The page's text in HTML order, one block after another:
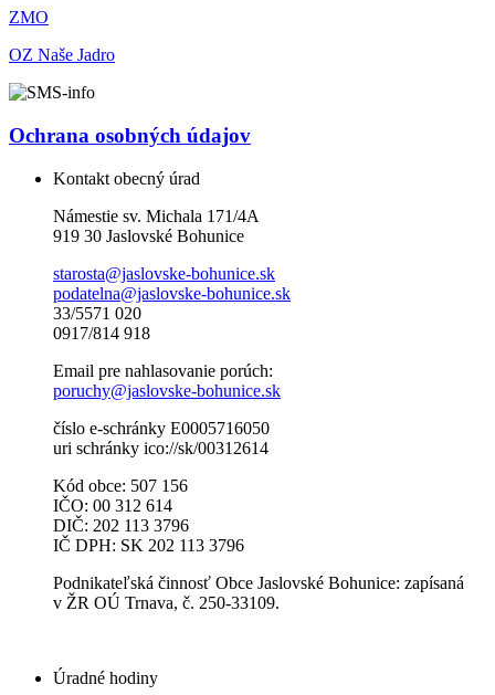
ZMO
OZ Naše Jadro
Ochrana osobných údajov
Kontakt obecný úrad
Námestie sv. Michala 171/4A
919 30 Jaslovské Bohunice
starosta@jaslovske-bohunice.sk
podatelna@jaslovske-bohunice.sk
33/5571 020
0917/814 918
Email pre nahlasovanie porúch:
poruchy@jaslovske-bohunice.sk
číslo e-schránky E0005716050
uri schránky ico://sk/00312614
Kód obce: 507 156
IČO: 00 312 614
DIČ: 202 113 3796
IČ DPH: SK 202 113 3796
Podnikateľská činnosť Obce Jaslovské Bohunice: zapísaná
v ŽR OÚ Trnava, č. 250-33109.
Úradné hodiny